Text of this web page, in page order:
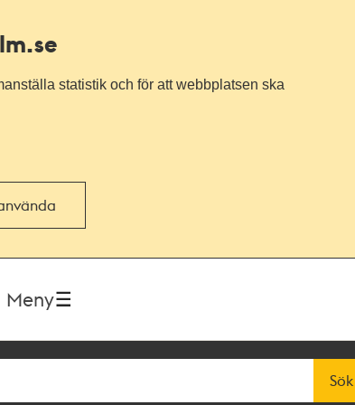
statistik och för att webbplatsen ska
Meny
Sök